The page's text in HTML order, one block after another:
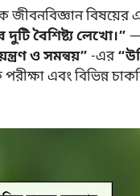
বিষয়ের
বৈশিষ্ট্য লেখো।” —
ও সমন্বয়” -এর
এবং বিভিন্ন